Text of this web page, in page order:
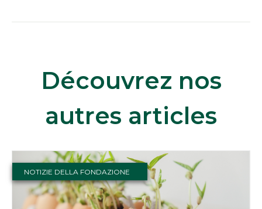
Découvrez nos
autres articles
NOTIZIE DELLA FONDAZIONE